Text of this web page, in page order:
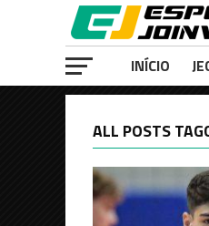
INÍCIO
ALL POSTS